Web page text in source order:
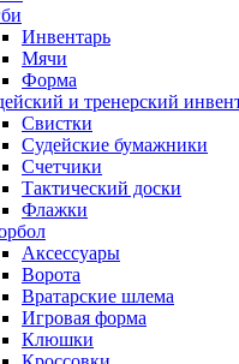
Инвентарь
Мячи
Форма
и тренерский
Свистки
Судейские бумажники
Счетчики
Тактический доски
Флажки
Аксессуары
Ворота
Вратарские шлема
Игровая форма
Клюшки